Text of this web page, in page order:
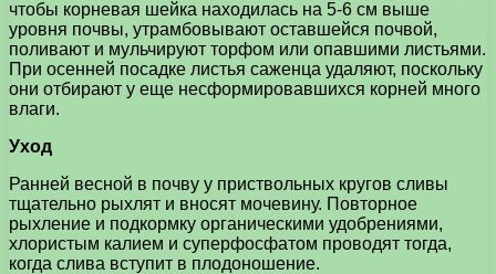
чтобы корневая шейка находилась на 5-6 см выше
уровня почвы, утрамбовывают оставшейся почвой,
поливают и мульчируют торфом или опавшими листьями.
При осенней посадке листья саженца удаляют, поскольку
они отбирают у еще несформировавшихся корней много
влаги.
Уход
Ранней весной в почву у приствольных кругов сливы
тщательно рыхлят и вносят мочевину. Повторное
рыхление и подкормку органическими удобрениями,
хлористым калием и суперфосфатом проводят тогда,
когда слива вступит в плодоношение.